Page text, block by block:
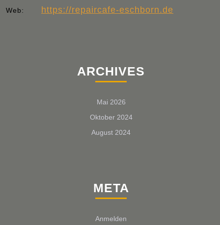
Web: https://repaircafe-eschborn.de
ARCHIVES
Mai 2026
Oktober 2024
August 2024
META
Anmelden